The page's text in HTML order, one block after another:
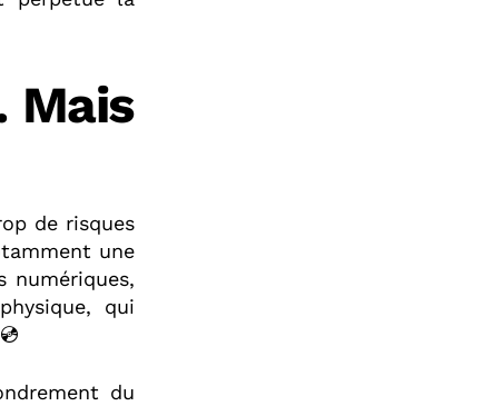
Mais
de risques
une
numériques,
qui
du